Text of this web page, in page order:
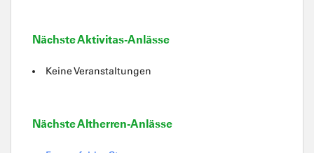
Nächste Aktivitas-Anlässe
Keine Veranstaltungen
Nächste Altherren-Anlässe